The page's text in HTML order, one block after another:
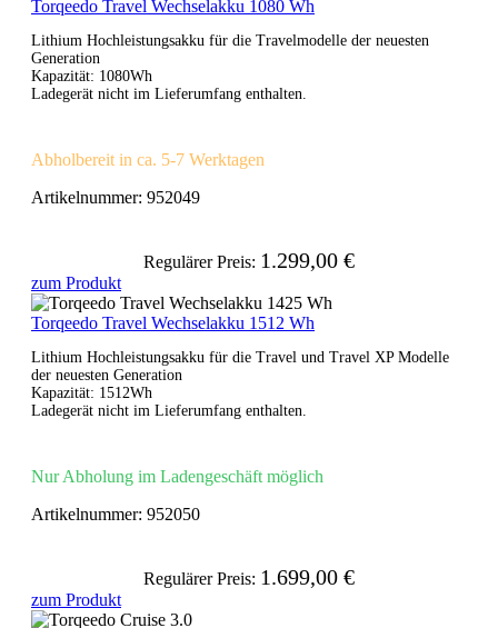
Torqeedo Travel Wechselakku 1080 Wh
Lithium Hochleistungsakku für die Travelmodelle der neuesten
Generation
Kapazität: 1080Wh
Ladegerät nicht im Lieferumfang enthalten.
Abholbereit in ca. 5-7 Werktagen
Artikelnummer: 952049
Regulärer Preis: 1.299,00 €
zum Produkt
Torqeedo Travel Wechselakku 1512 Wh
Lithium Hochleistungsakku für die Travel und Travel XP Modelle
der neuesten Generation
Kapazität: 1512Wh
Ladegerät nicht im Lieferumfang enthalten.
Nur Abholung im Ladengeschäft möglich
Artikelnummer: 952050
Regulärer Preis: 1.699,00 €
zum Produkt